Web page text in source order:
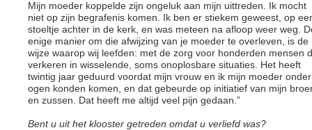
Mijn moeder koppelde zijn ongeluk aan mijn uittreden. Ik mocht
niet op zijn begrafenis komen. Ik ben er stiekem geweest, op
stoeltje achter in de kerk, en was meteen na afloop weer weg.
enige manier om die afwijzing van je moeder te overleven, is de
wijze waarop wij leefden: met de zorg voor honderden mensen
verkeren in wisselende, soms onoplosbare situaties. Het heeft
twintig jaar geduurd voordat mijn vrouw en ik mijn moeder onder
ogen konden komen, en dat gebeurde op initiatief van mijn
en zussen. Dat heeft me altijd veel pijn gedaan.”
Bent u uit het klooster getreden omdat u verliefd was?